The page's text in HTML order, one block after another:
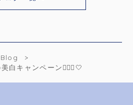
Blog
白キャンペーン🧏🏻‍♀️🤍